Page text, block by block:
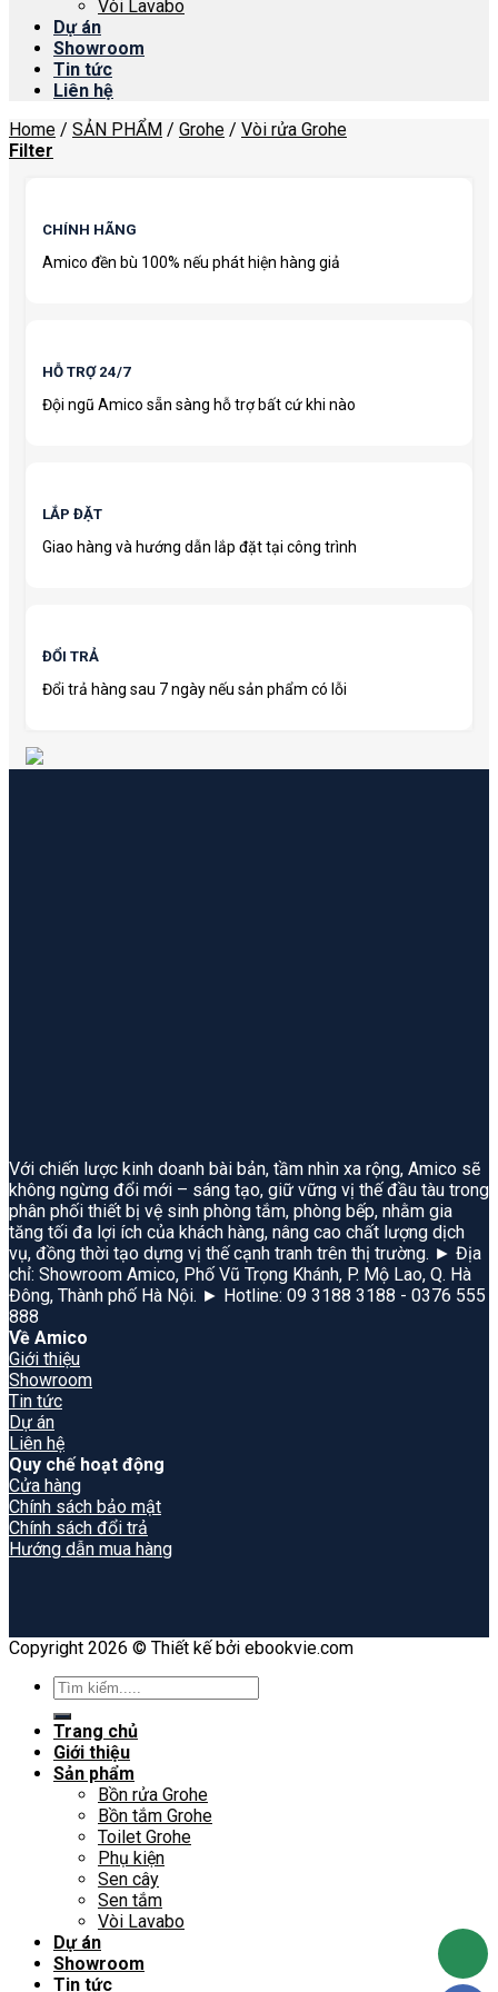
Vòi Lavabo
Dự án
Showroom
Tin tức
Liên hệ
Home / SẢN PHẨM / Grohe / Vòi rửa Grohe
Filter
CHÍNH HÃNG
Amico đền bù 100% nếu phát hiện hàng giả
HỖ TRỢ 24/7
Đội ngũ Amico sẵn sàng hỗ trợ bất cứ khi nào
LẮP ĐẶT
Giao hàng và hướng dẫn lắp đặt tại công trình
ĐỔI TRẢ
Đổi trả hàng sau 7 ngày nếu sản phẩm có lỗi
Với chiến lược kinh doanh bài bản, tầm nhìn xa rộng, Amico sẽ
không ngừng đổi mới – sáng tạo, giữ vững vị thế đầu tàu trong
phân phối thiết bị vệ sinh phòng tắm, phòng bếp, nhằm gia
tăng tối đa lợi ích của khách hàng, nâng cao chất lượng dịch
vụ, đồng thời tạo dựng vị thế cạnh tranh trên thị trường. ► Địa
chỉ: Showroom Amico, Phố Vũ Trọng Khánh, P. Mộ Lao, Q. Hà
Đông, Thành phố Hà Nội. ► Hotline: 09 3188 3188 - 0376 555
888
Về Amico
Giới thiệu
Showroom
Tin tức
Dự án
Liên hệ
Quy chế hoạt động
Cửa hàng
Chính sách bảo mật
Chính sách đổi trả
Hướng dẫn mua hàng
Copyright 2026 © Thiết kế bởi ebookvie.com
Search
for:
Trang chủ
Giới thiệu
Sản phẩm
Bồn rửa Grohe
Bồn tắm Grohe
Toilet Grohe
Phụ kiện
Sen cây
Sen tắm
Vòi Lavabo
Dự án
Showroom
Tin tức